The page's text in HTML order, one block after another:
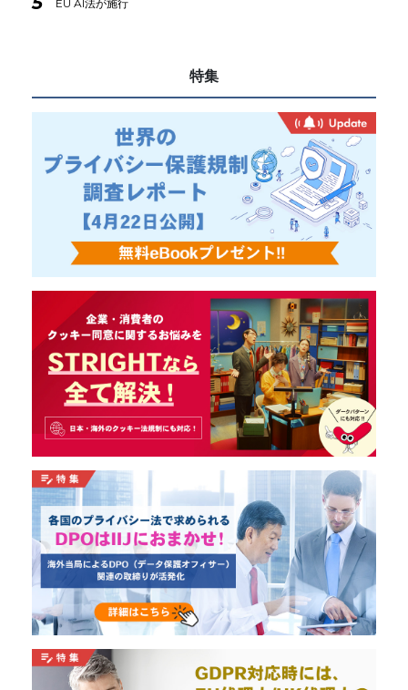
EU AI法が施行
特集